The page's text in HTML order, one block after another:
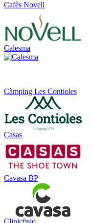
Cafès Novell
Calesma
Càmping Les Contioles
Casas
Cavasa BP